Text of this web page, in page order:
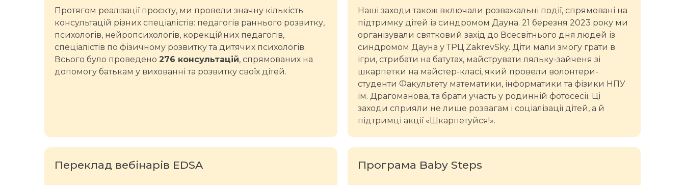
Протягом реалізації проєкту, ми провели значну кількість
консультацій різних спеціалістів: педагогів раннього розвитку,
психологів, нейропсихологів, корекційних педагогів,
спеціалістів по фізичному розвитку та дитячих психологів.
Всього було проведено 276 консультацій, спрямованих на
допомогу батькам у вихованні та розвитку своїх дітей.
Наші заходи також включали розважальні події, спрямовані на
підтримку дітей із синдромом Дауна. 21 березня 2023 року ми
організували святковий захід до Всесвітнього дня людей із
синдромом Дауна у ТРЦ ZakrevSky. Діти мали змогу грати в
ігри, стрибати на батутах, майструвати ляльку-зайченя зі
шкарпетки на майстер-класі, який провели волонтери-
студенти Факультету математики, інформатики та фізики НПУ
ім. Драгоманова, та брати участь у родинній фотосесії. Ці
заходи сприяли не лише розвагам і соціалізації дітей, а й
підтримці акції «Шкарпетуйся!».
Переклад вебінарів EDSA Програма Baby Steps